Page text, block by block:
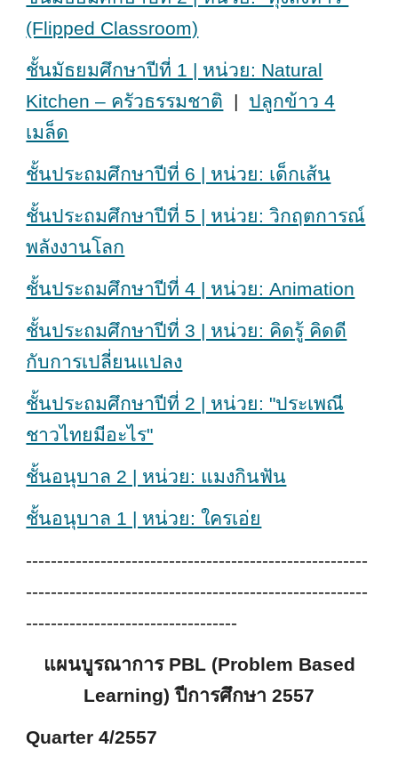
(Flipped Classroom)
ชั้นมัธยมศึกษาปีที่ 1 | หน่วย: Natural
Kitchen – ครัวธรรมชาติ | ปลูกข้าว 4
เมล็ด
ชั้นประถมศึกษาปีที่ 6 | หน่วย: เด็กเส้น
ชั้นประถมศึกษาปีที่ 5 | หน่วย: วิกฤตการณ์
พลังงานโลก
ชั้นประถมศึกษาปีที่ 4 | หน่วย: Animation
ชั้นประถมศึกษาปีที่ 3 | หน่วย: คิดรู้ คิดดี
กับการเปลี่ยนแปลง
ชั้นประถมศึกษาปีที่ 2 | หน่วย: "ประเพณี
ชาวไทยมีอะไร"
ชั้นอนุบาล 2 | หน่วย: แมงกินฟัน
ชั้นอนุบาล 1 | หน่วย: ใครเอ่ย
-------------------------------------------------------
-------------------------------------------------------
----------------------------------
แผนบูรณาการ PBL (Problem Based
Learning) ปีการศึกษา 2557
Quarter 4/2557